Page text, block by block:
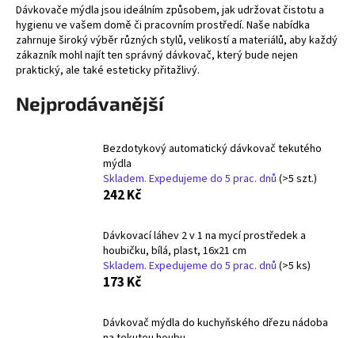
Dávkovače mýdla jsou ideálním způsobem, jak udržovat čistotu a
hygienu ve vašem domě či pracovním prostředí. Naše nabídka
zahrnuje široký výběr různých stylů, velikostí a materiálů, aby každý
zákazník mohl najít ten správný dávkovač, který bude nejen
praktický, ale také esteticky přitažlivý.
Nejprodávanější
Bezdotykový automatický dávkovač tekutého
mýdla
Skladem. Expedujeme do 5 prac. dnů (>5 szt.)
242 Kč
Dávkovací láhev 2 v 1 na mycí prostředek a
houbičku, bílá, plast, 16x21 cm
Skladem. Expedujeme do 5 prac. dnů (>5 ks)
173 Kč
Dávkovač mýdla do kuchyňského dřezu nádoba
j
e
t
e
n
a
HLEDAT